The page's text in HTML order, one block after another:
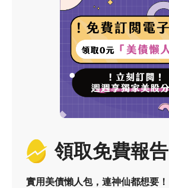
領取免費報告
實用美債懶人包，連神仙都想要！